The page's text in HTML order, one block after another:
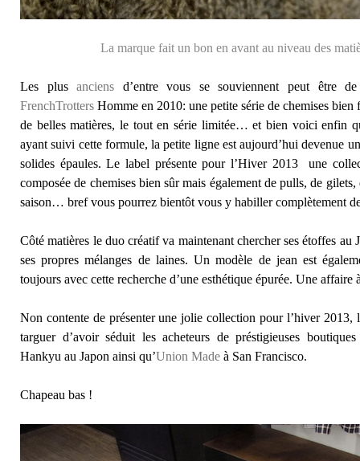
La marque fait un bon en avant au niveau des
Les plusanciens d’entre vous se souviennent peut être
FrenchTrotters Homme en 2010: une petite série de chemises bien
de belles matières, le tout en série limitée… et bien voici enfin
ayant suivi cette formule, la petite ligne est aujourd’hui devenue
solides épaules. Le label présente pour l’Hiver 2013 une
composée de chemises bien sûr mais également de pulls, de
saison… bref vous pourrez bientôt vous y habiller complètement
Côté matières le duo créatif va maintenant chercher ses étoffes au
ses propres mélanges de laines. Un modèle de jean est
toujours avec cette recherche d’une esthétique épurée. Une
Non contente de présenter une jolie collection pour l’hiver 2013,
targuer d’avoir séduit les acheteurs de préstigieuses
Hankyu au Japon ainsi qu’Union Made à San Francisco.
Chapeau bas !